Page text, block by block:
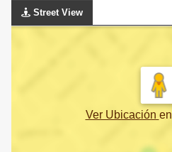
Street View
Ver Ubicación en